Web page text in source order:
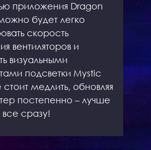
приложения Dragon
будет легко
скорость
вентиляторов и
визуальными
подсветки Mystic
медлить, обновляя
постепенно – лучше
все сразу!